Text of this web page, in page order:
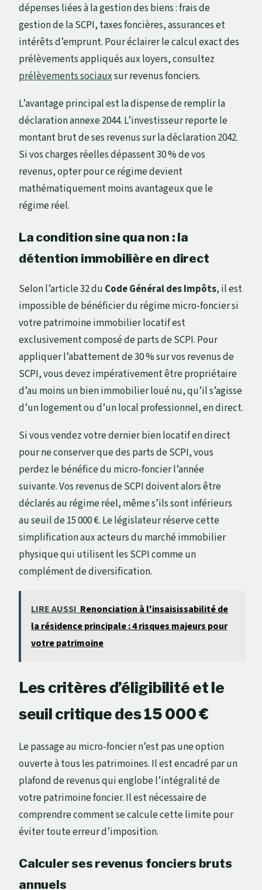
dépenses liées à la gestion des biens : frais de
gestion de la SCPI, taxes foncières, assurances et
intérêts d’emprunt. Pour éclairer le calcul exact des
prélèvements appliqués aux loyers, consultez
prélèvements sociauxsur revenus fonciers.
L’avantage principal est la dispense de remplir la
déclaration annexe 2044. L’investisseur reporte le
montant brut de ses revenus sur la déclaration 2042.
Si vos charges réelles dépassent 30 % de vos
revenus, opter pour ce régime devient
mathématiquement moins avantageux que le
régime réel.
La condition sine qua non : la
détention immobilière en direct
Selon l’article 32 du Code Général des Impôts, il est
impossible de bénéficier du régime micro-foncier si
votre patrimoine immobilier locatif est
exclusivement composé de parts de SCPI. Pour
appliquer l’abattement de 30 % sur vos revenus de
SCPI, vous devez impérativement être propriétaire
d’au moins un bien immobilier loué nu, qu’il s’agisse
d’un logement ou d’un local professionnel, en direct.
Si vous vendez votre dernier bien locatif en direct
pour ne conserver que des parts de SCPI, vous
perdez le bénéfice du micro-foncier l’année
suivante. Vos revenus de SCPI doivent alors être
déclarés au régime réel, même s’ils sont inférieurs
au seuil de 15 000 €. Le législateur réserve cette
simplification aux acteurs du marché immobilier
physique qui utilisent les SCPI comme un
complément de diversification.
LIRE AUSSI Renonciation à l'insaisissabilité de
la résidence principale : 4 risques majeurs pour
votre patrimoine
Les critères d’éligibilité et le
seuil critique des 15 000 €
Le passage au micro-foncier n’est pas une option
ouverte à tous les patrimoines. Il est encadré par un
plafond de revenus qui englobe l’intégralité de
votre patrimoine foncier. Il est nécessaire de
comprendre comment se calcule cette limite pour
éviter toute erreur d’imposition.
Calculer ses revenus fonciers bruts
annuels